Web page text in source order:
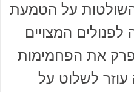
השולטות על הטמעת
לפנולים המצויים
את הפחמימות
עוזר לשלוט על